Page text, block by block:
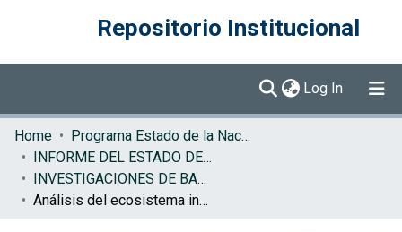
Repositorio Institucional
Log In (current)
Communities & Collections
Browse DSpace
Statistics
Home
Programa Estado de la Nación (PEN)
INFORME DEL ESTADO DE LA NACION
INVESTIGACIONES DE BASE EN
Análisis del ecosistema institucional que atiende el desarrollo productivo en Costa Rica